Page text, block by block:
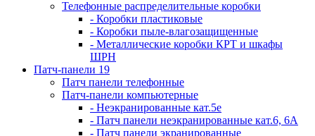
Телефонные распределительные коробки
- Коробки пластиковые
- Коробки пыле-влагозащищенные
- Металлические коробки КРТ и шкафы
ШРН
Патч-панели 19
Патч панели телефонные
Патч-панели компьютерные
- Неэкранированные кат.5е
- Патч панели неэкранированные кат.6, 6А
- Патч панели экранированные